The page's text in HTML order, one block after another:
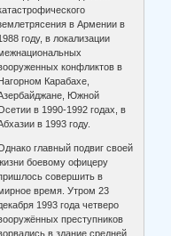
в Армении в
году, в локализации
конфликтов в
Карабахе,
Южной
в 1990-1992 годах, в
в 1993 году.
главный подвиг своей
боевому офицеру
совершить в
время. Утром 23
1993 года четверо
преступников
в здание средней